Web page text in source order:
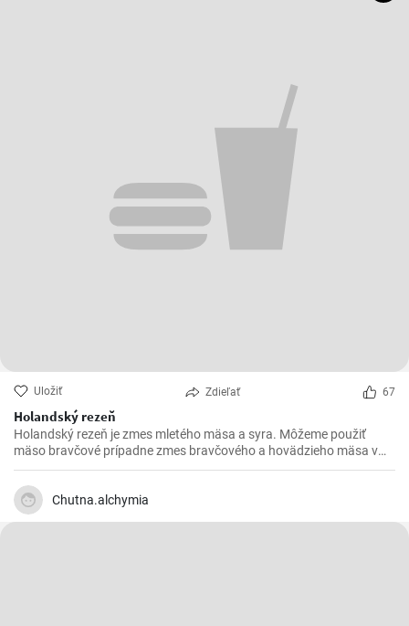
Uložiť Zdieľať 67
Holandský rezeň
Holandský rezeň je zmes mletého mäsa a syra. Môžeme použiť
mäso bravčové prípadne zmes bravčového a hovädzieho mäsa v
pomere 2 : 1.
Chutna.alchymia